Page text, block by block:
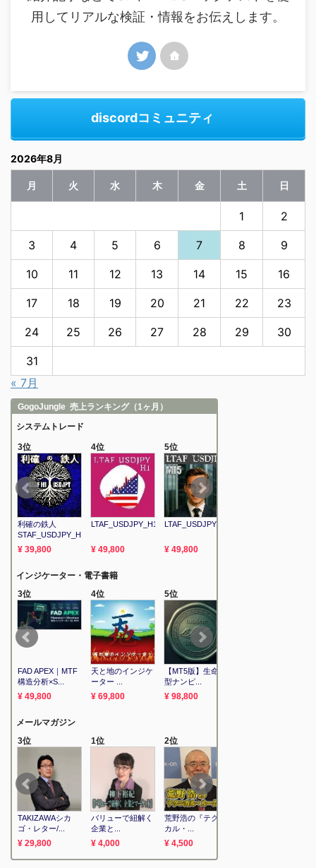
用してリアルな検証・情報をお伝えします。
discordコミュニティ
2026年8月
月 火 水 木 金 土 日
1 2
3 4 5 6 7 8 9
10 11 12 13 14 15 16
17 18 19 20 21 22 23
24 25 26 27 28 29 30
31
« 7月